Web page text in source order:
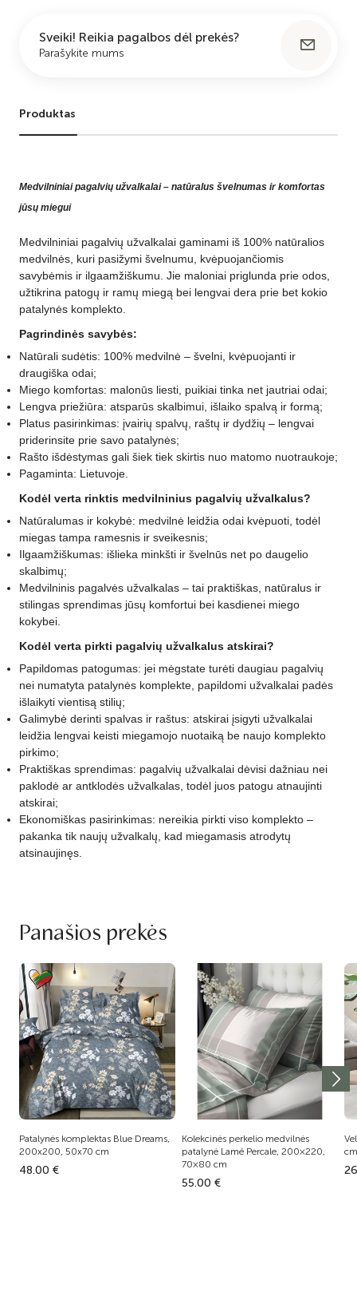
Sveiki! Reikia pagalbos dėl prekės?
Parašykite mums
Produktas
Medvilniniai pagalvių užvalkalai – natūralus švelnumas ir komfortas
jūsų miegui
Medvilniniai pagalvių užvalkalai gaminami iš 100% natūralios
medvilnės, kuri pasižymi švelnumu, kvėpuojančiomis
savybėmis ir ilgaamžiškumu. Jie maloniai priglunda prie odos,
užtikrina patogų ir ramų miegą bei lengvai dera prie bet kokio
patalynės komplekto.
Pagrindinės savybės:
Natūrali sudėtis: 100% medvilnė – švelni, kvėpuojanti ir
draugiška odai;
Miego komfortas: malonūs liesti, puikiai tinka net jautriai odai;
Lengva priežiūra: atsparūs skalbimui, išlaiko spalvą ir formą;
Platus pasirinkimas: įvairių spalvų, raštų ir dydžių – lengvai
priderinsite prie savo patalynės;
Rašto išdėstymas gali šiek tiek skirtis nuo matomo nuotraukoje;
Pagaminta: Lietuvoje.
Kodėl verta rinktis medvilninius pagalvių užvalkalus?
Natūralumas ir kokybė: medvilnė leidžia odai kvėpuoti, todėl
miegas tampa ramesnis ir sveikesnis;
Ilgaamžiškumas: išlieka minkšti ir švelnūs net po daugelio
skalbimų;
Medvilninis pagalvės užvalkalas – tai praktiškas, natūralus ir
stilingas sprendimas jūsų komfortui bei kasdienei miego
kokybei.
Kodėl verta pirkti pagalvių užvalkalus atskirai?
Papildomas patogumas: jei mėgstate turėti daugiau pagalvių
nei numatyta patalynės komplekte, papildomi užvalkalai padės
išlaikyti vientisą stilių;
Galimybė derinti spalvas ir raštus: atskirai įsigyti užvalkalai
leidžia lengvai keisti miegamojo nuotaiką be naujo komplekto
pirkimo;
Praktiškas sprendimas: pagalvių užvalkalai dėvisi dažniau nei
paklodė ar antklodės užvalkalas, todėl juos patogu atnaujinti
atskirai;
Ekonomiškas pasirinkimas: nereikia pirkti viso komplekto –
pakanka tik naujų užvalkalų, kad miegamasis atrodytų
atsinaujinęs.
Panašios prekės
Patalynės komplektas Blue Dreams,
200x200, 50x70 cm
48.00 €
Kolekcinės perkelio medvilnės
patalynė Lamé Percale, 200×220,
70×80 cm
55.00 €
cm